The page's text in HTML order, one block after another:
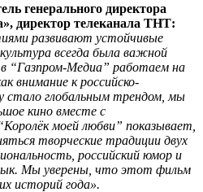
генерального директора
директор телеканала ТНТ:
развивают устойчивые
всегда была важной
“Газпром-Медиа” работаем на
внимание к российско-
стало глобальным трендом, мы
кино вместе с
моей любви” показывает,
творческие традиции двух
российский юмор и
Мы уверены, что этот фильм
историй года».